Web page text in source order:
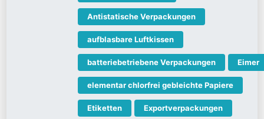
Antistatische Verpackungen
aufblasbare Luftkissen
batteriebetriebene Verpackungen Eimer
elementar chlorfrei gebleichte Papiere
Etiketten Exportverpackungen